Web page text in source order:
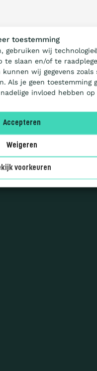
toestemming
gebruiken wij
te slaan en/of te
wij gegevens zoals
Als je geen toestemming
invloed hebben op
Accepteren
Weigeren
voorkeuren
ons